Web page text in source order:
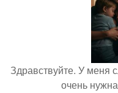
Здравствуйте. У меня
очень